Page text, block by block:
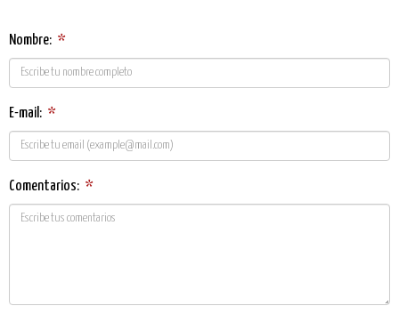
Nombre: *
E-mail: *
Comentarios: *